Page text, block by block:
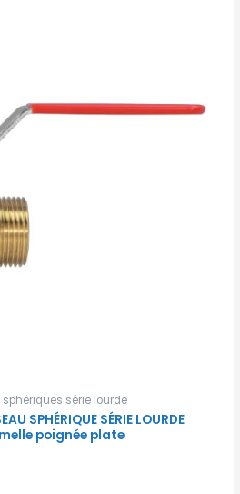
sphériques série lourde
SPHÉRIQUE SÉRIE LOURDE
poignée plate